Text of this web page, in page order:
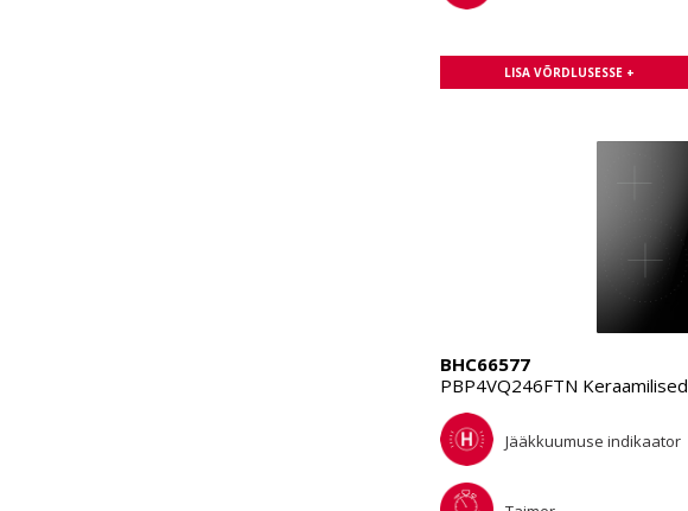
LISA VÕRDLUSESSE +
BHC66577
PBP4VQ246FTN Keraamilised
Jääkkuumuse indikaator